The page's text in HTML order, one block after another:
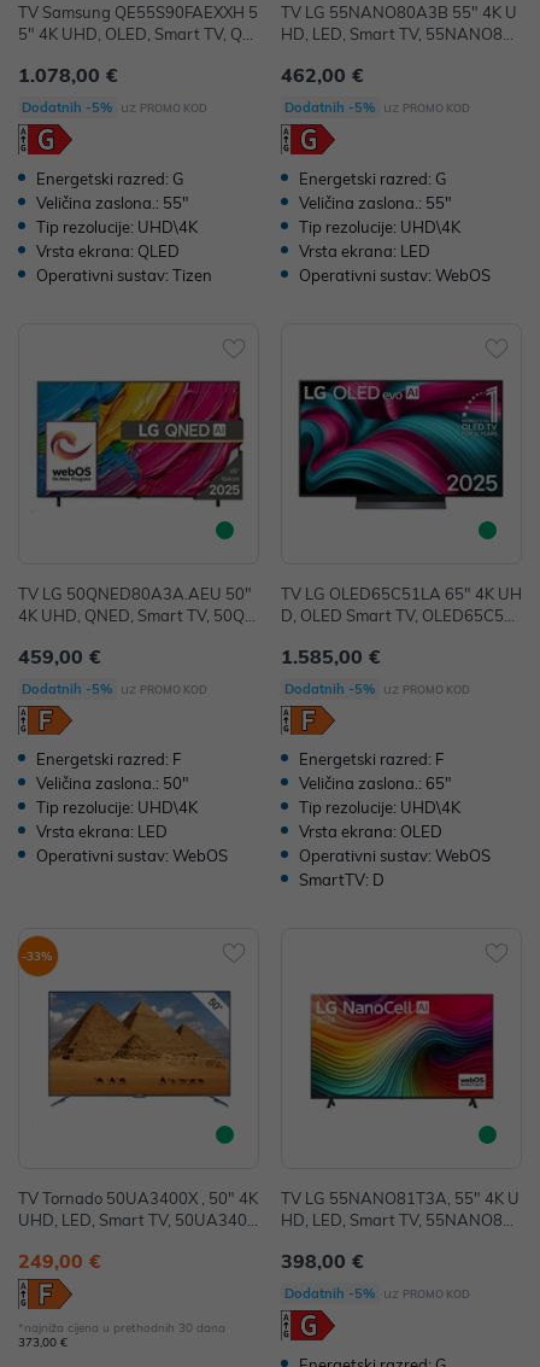
TV Samsung QE55S90FAEXXH 5
5" 4K UHD, OLED, Smart TV, QE
1.078,00 €
Dodatnih -5% uz PROMO KOD
Energetski razred: G
Veličina zaslona.: 55"
Tip rezolucije: UHD\4K
Vrsta ekrana: QLED
Operativni sustav: Tizen
TV LG 55NANO80A3B 55" 4K U
HD, LED, Smart TV, 55NANO80
462,00 €
Dodatnih -5% uz PROMO KOD
Energetski razred: G
Veličina zaslona.: 55"
Tip rezolucije: UHD\4K
Vrsta ekrana: LED
Operativni sustav: WebOS
TV LG 50QNED80A3A.AEU 50"
4K UHD, QNED, Smart TV, 50QN
459,00 €
Dodatnih -5% uz PROMO KOD
Energetski razred: F
Veličina zaslona.: 50"
Tip rezolucije: UHD\4K
Vrsta ekrana: LED
Operativni sustav: WebOS
TV LG OLED65C51LA 65" 4K UH
D, OLED Smart TV, OLED65C51L
1.585,00 €
Dodatnih -5% uz PROMO KOD
Energetski razred: F
Veličina zaslona.: 65"
Tip rezolucije: UHD\4K
Vrsta ekrana: OLED
Operativni sustav: WebOS
SmartTV: D
-33%
TV Tornado 50UA3400X , 50" 4K
UHD, LED, Smart TV, 50UA3400
249,00 €
*najniža cijena u prethodnih 30 dana
373,00 €
TV LG 55NANO81T3A, 55" 4K U
HD, LED, Smart TV, 55NANO81T
398,00 €
Dodatnih -5% uz PROMO KOD